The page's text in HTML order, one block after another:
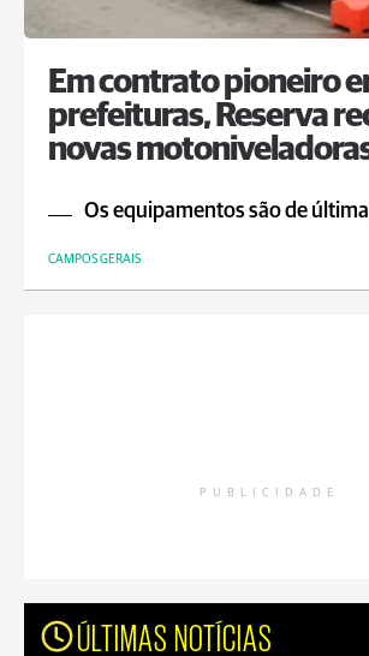
Em contrato pioneiro
prefeituras, Reserva
novas
Os equipamentos são de
CAMPOS GERAIS
PUBLICIDADE
ÚLTIMAS NOTÍCIAS